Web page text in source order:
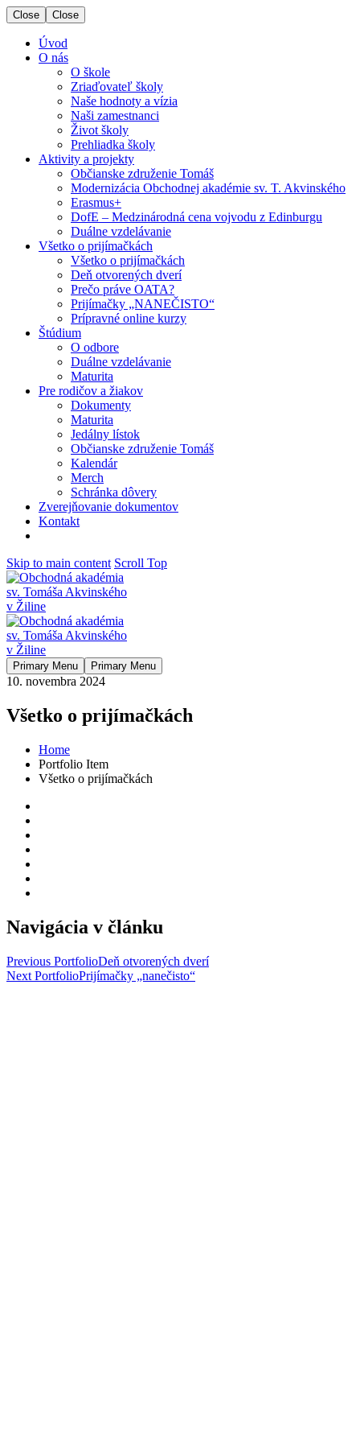
Close Close
Úvod
O nás
O škole
Zriaďovateľ školy
Naše hodnoty a vízia
Naši zamestnanci
Život školy
Prehliadka školy
Aktivity a projekty
Občianske združenie Tomáš
Modernizácia Obchodnej akadémie sv. T. Akvinského
Erasmus+
DofE – Medzinárodná cena vojvodu z Edinburgu
Duálne vzdelávanie
Všetko o prijímačkách
Všetko o prijímačkách
Deň otvorených dverí
Prečo práve OATA?
Prijímačky „NANEČISTO“
Prípravné online kurzy
Štúdium
O odbore
Duálne vzdelávanie
Maturita
Pre rodičov a žiakov
Dokumenty
Maturita
Jedálny lístok
Občianske združenie Tomáš
Kalendár
Merch
Schránka dôvery
Zverejňovanie dokumentov
Kontakt
Skip to main content Scroll Top
Primary Menu Primary Menu
10. novembra 2024
Všetko o prijímačkách
Home
Portfolio Item
Všetko o prijímačkách
Navigácia v článku
Previous PortfolioDeň otvorených dverí
Next PortfolioPrijímačky „nanečisto“